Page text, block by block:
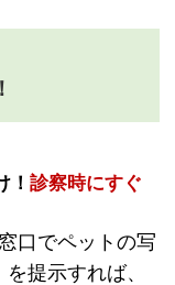
！ 診察時にすぐ
口でペットの写
提示すれば、